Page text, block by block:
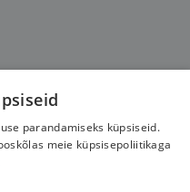
õigused kaitstud.
parandamiseks küpsiseid.
meie küpsisepoliitikaga